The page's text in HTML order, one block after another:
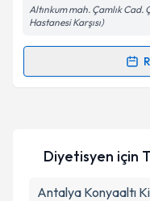
Kişisel
Metni'ni
kapsamda
Altınkum mah. Çamlık Cad.
Hastanesi Karşısı)
Randevu
hazırlandığında
E-posta Adresiniz
Diyetisyen için
Antalya Konyaaltı